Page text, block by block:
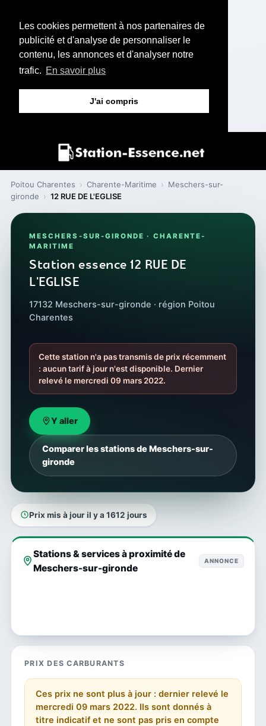
Les cookies permettent à nos partenaires de
publicité et d'analyse de personnaliser le
contenu, les annonces et d'analyser notre
trafic. En savoir plus
J'ai compris
Poitou Charentes › Charente-Maritime › Meschers-sur-
gironde › 12 RUE DE L'EGLISE
MESCHERS-SUR-GIRONDE · CHARENTE-
MARITIME
Station essence 12 RUE DE
L'EGLISE
17132 Meschers-sur-gironde · région Poitou
Charentes
Cette station n'a pas transmis de prix récemment
: aucun tarif à jour n'est disponible. Dernier
relevé le mercredi 09 mars 2022.
Y aller
Comparer les stations de Meschers-sur-
gironde
Prix mis à jour il y a 1612 jours
Stations & services à proximité de
Meschers-sur-gironde
ANNONCE
PRIX DES CARBURANTS
Ces prix ne sont plus à jour : dernier relevé le
mercredi 09 mars 2022. Ils sont donnés à
titre indicatif et ne sont pas pris en compte